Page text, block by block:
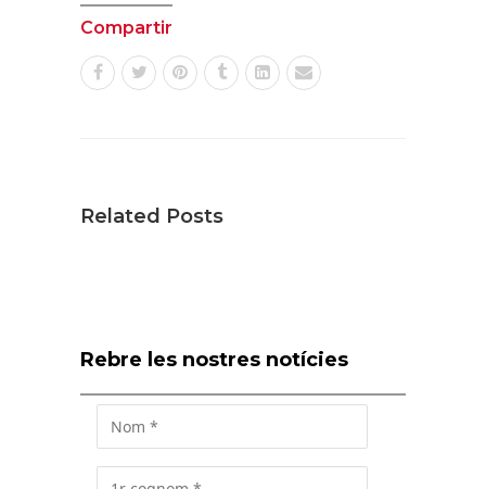
Compartir
Related Posts
Rebre les nostres notícies